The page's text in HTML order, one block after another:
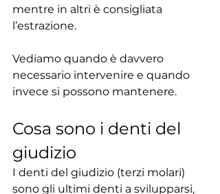
mentre in altri è consigliata
l’estrazione.
Vediamo quando è davvero
necessario intervenire e quando
invece si possono mantenere.
Cosa sono i denti del
giudizio
I denti del giudizio (terzi molari)
sono gli ultimi denti a svilupparsi,